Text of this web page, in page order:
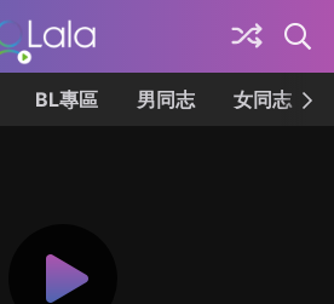
BL專區 男同志 女同志